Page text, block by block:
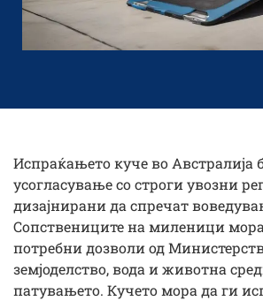
Испраќањето куче во Австралија
усогласување со строги увозни
дизајнирани да спречат
Сопствениците на миленици мора
потребни дозволи од
земјоделство, вода и животна
патувањето. Кучето мора да ги